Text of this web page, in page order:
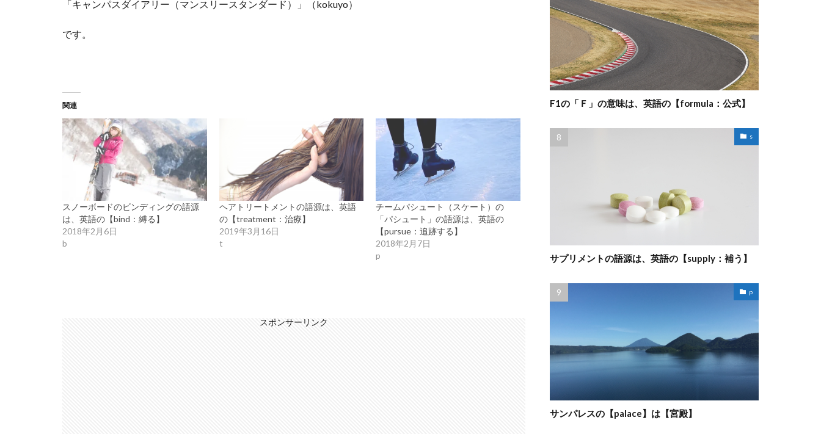
「キャンパスダイアリー（マンスリースタンダード）」（kokuyo）
です。
関連
スノーボードのビンディングの語源
は、英語の【bind：縛る】
2018年2月6日
b
ヘアトリートメントの語源は、英語
の【treatment：治療】
2019年3月16日
t
チームパシュート（スケート）の
「パシュート」の語源は、英語の
【pursue：追跡する】
2018年2月7日
p
スポンサーリンク
F1の「Ｆ」の意味は、英語の【formula：公式】
s
サプリメントの語源は、英語の【supply：補う】
p
サンパレスの【palace】は【宮殿】